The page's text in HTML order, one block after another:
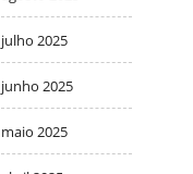
julho 2025
junho 2025
maio 2025